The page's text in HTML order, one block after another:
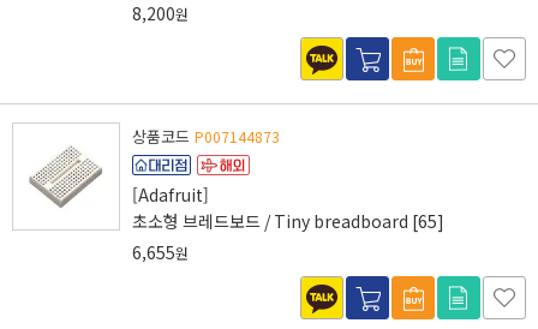
8,200원
상품코드 P007144873
[Adafruit]
초소형 브레드보드 / Tiny breadboard [65]
6,655원